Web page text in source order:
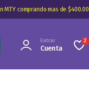
MTY comprando mas de $400.00
Entrar
Cuenta
2